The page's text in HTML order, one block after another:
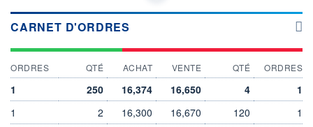
Cotation sur les autres places
CARNET D'ORDRES
ORDRES QTÉ ACHAT VENTE QTÉ ORDRES
1 250 16,374 16,650 4
1
1
2 16,300 16,670 120
1